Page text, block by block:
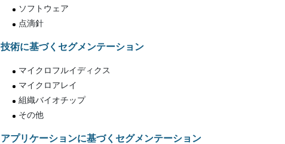
ソフトウェア
点滴針
技術に基づくセグメンテーション
マイクロフルイディクス
マイクロアレイ
組織バイオチップ
その他
アプリケーションに基づくセグメンテーション